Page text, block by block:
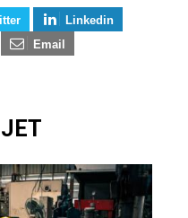
Linkedin
Email